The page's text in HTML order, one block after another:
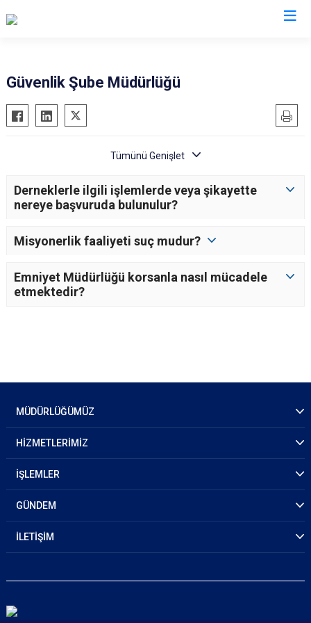
Güvenlik Şube Müdürlüğü
Derneklerle ilgili işlemlerde veya şikayette
nereye başvuruda bulunulur?
Misyonerlik faaliyeti suç mudur?
Emniyet Müdürlüğü korsanla nasıl mücadele
etmektedir?
MÜDÜRLÜĞÜMÜZ
HİZMETLERİMİZ
İŞLEMLER
GÜNDEM
İLETİŞİM